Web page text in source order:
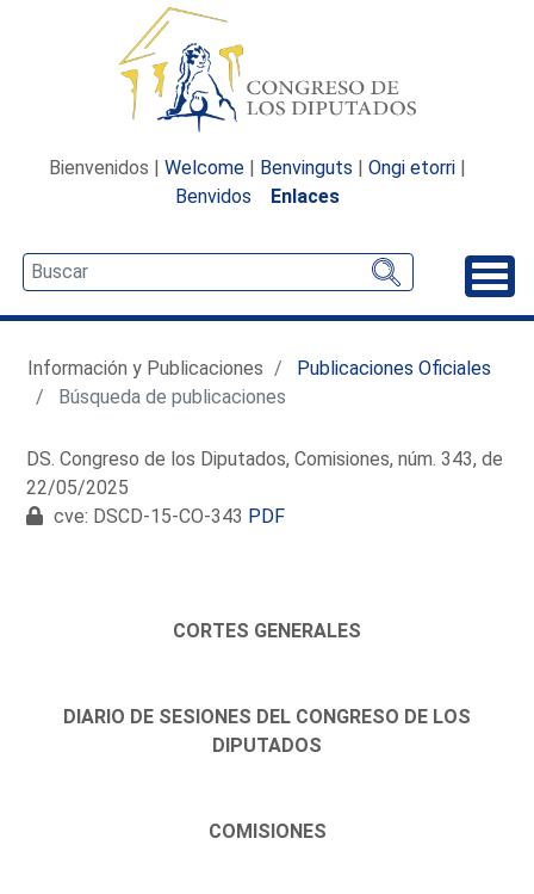
Bienvenidos | Welcome | Benvinguts | Ongi etorri |
Benvidos
Enlaces
Información y Publicaciones
Publicaciones Oficiales
Búsqueda de publicaciones
DS. Congreso de los Diputados, Comisiones, núm. 343, de
22/05/2025
cve: DSCD-15-CO-343 PDF
CORTES GENERALES
DIARIO DE SESIONES DEL CONGRESO DE LOS
DIPUTADOS
COMISIONES